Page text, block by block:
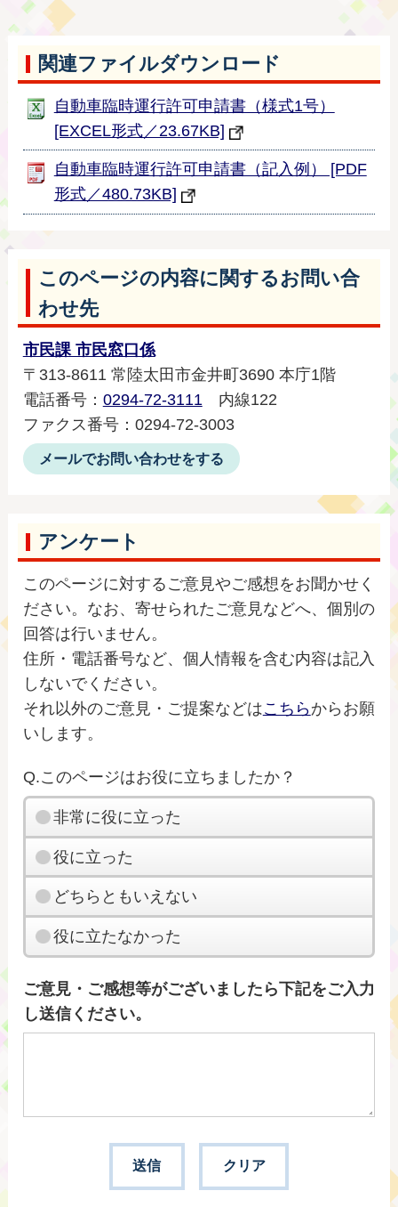
関連ファイルダウンロード
自動車臨時運行許可申請書（様式1号）
[EXCEL形式／23.67KB]
自動車臨時運行許可申請書（記入例） [PDF
形式／480.73KB]
このページの内容に関するお問い合
わせ先
市民課 市民窓口係
〒313-8611 常陸太田市金井町3690 本庁1階
電話番号： 0294-72-3111内線122
ファクス番号：0294-72-3003
メールでお問い合わせをする
アンケート
このページに対するご意見やご感想をお聞かせく
ださい。なお、寄せられたご意見などへ、個別の
回答は行いません。
住所・電話番号など、個人情報を含む内容は記入
しないでください。
それ以外のご意見・ご提案などはこちらからお願
いします。
Q.このページはお役に立ちましたか？
非常に役に立った
役に立った
どちらともいえない
役に立たなかった
ご意見・ご感想等がございましたら下記をご入力
し送信ください。